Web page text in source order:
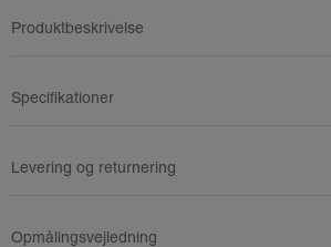
Produktbeskrivelse
Specifikationer
Levering og returnering
Opmålingsvejledning